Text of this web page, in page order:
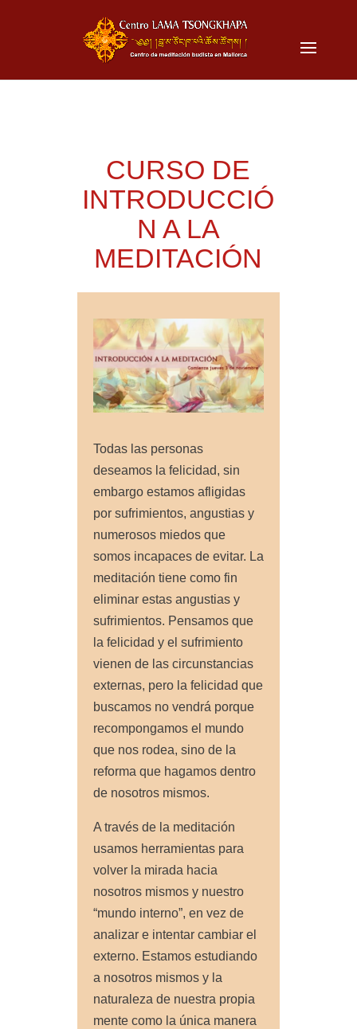
CURSO DE
INTRODUCCIÓ
N A LA
MEDITACIÓN
Todas las personas
deseamos la felicidad, sin
embargo estamos afligidas
por sufrimientos, angustias y
numerosos miedos que
somos incapaces de evitar. La
meditación tiene como fin
eliminar estas angustias y
sufrimientos. Pensamos que
la felicidad y el sufrimiento
vienen de las circunstancias
externas, pero la felicidad que
buscamos no vendrá porque
recompongamos el mundo
que nos rodea, sino de la
reforma que hagamos dentro
de nosotros mismos.
A través de la meditación
usamos herramientas para
volver la mirada hacia
nosotros mismos y nuestro
“mundo interno”, en vez de
analizar e intentar cambiar el
externo. Estamos estudiando
a nosotros mismos y la
naturaleza de nuestra propia
mente como la única manera